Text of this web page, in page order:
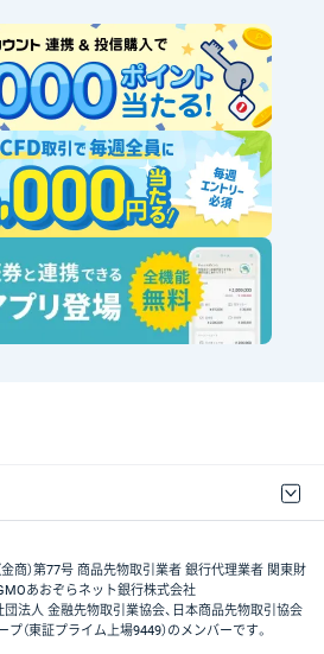
ページ
商）第77号 商品先物取引業者 銀行代理業者 関東財
あおぞらネット銀行株式会社
団法人 金融先物取引業協会、日本商品先物取引協会
（東証プライム上場9449）のメンバーです。